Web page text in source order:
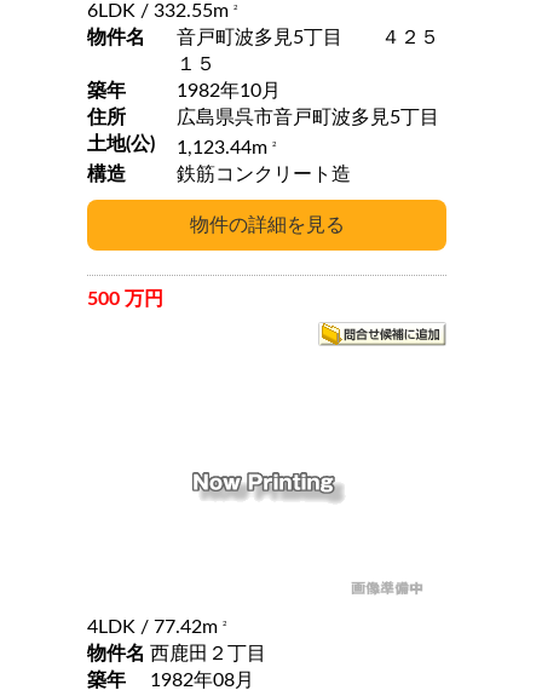
6LDK / 332.55m 2
物件名
音戸町波多見5丁目 ４２５
１５
築年
1982年10月
住所
広島県呉市音戸町波多見5丁目
土地(公)
1,123.44m2
構造 鉄筋コンクリート造
500 万円
4LDK / 77.42m 2
物件名 西鹿田２丁目
築年
1982年08月